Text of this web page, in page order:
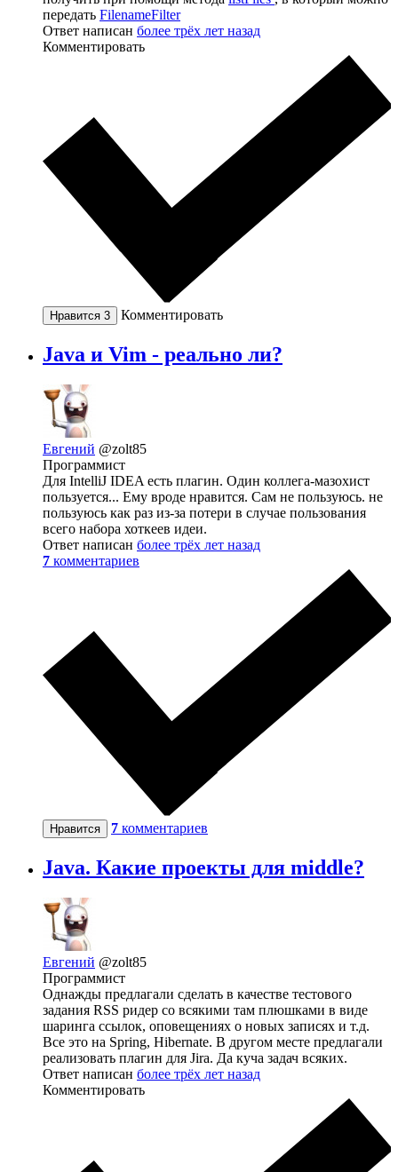
передать FilenameFilter
Ответ написан более трёх лет назад
Комментировать
Нравится 3 Комментировать
Java и Vim - реально ли?
Евгений @zolt85
Программист
Для IntelliJ IDEA есть плагин. Один коллега-мазохист
пользуется... Ему вроде нравится. Сам не пользуюсь. не
пользуюсь как раз из-за потери в случае пользования
всего набора хоткеев идеи.
Ответ написан более трёх лет назад
7 комментариев
Нравится 7 комментариев
Java. Какие проекты для middle?
Евгений @zolt85
Программист
Однажды предлагали сделать в качестве тестового
задания RSS ридер со всякими там плюшками в виде
шаринга ссылок, оповещениях о новых записях и т.д.
Все это на Spring, Hibernate. В другом месте предлагали
реализовать плагин для Jira. Да куча задач всяких.
Ответ написан более трёх лет назад
Комментировать